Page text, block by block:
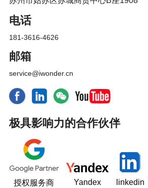
电话
181-3616-4626
邮箱
service@iwonder.cn
极具影响力的合作伙伴
授权服务商 Yandex linkedin